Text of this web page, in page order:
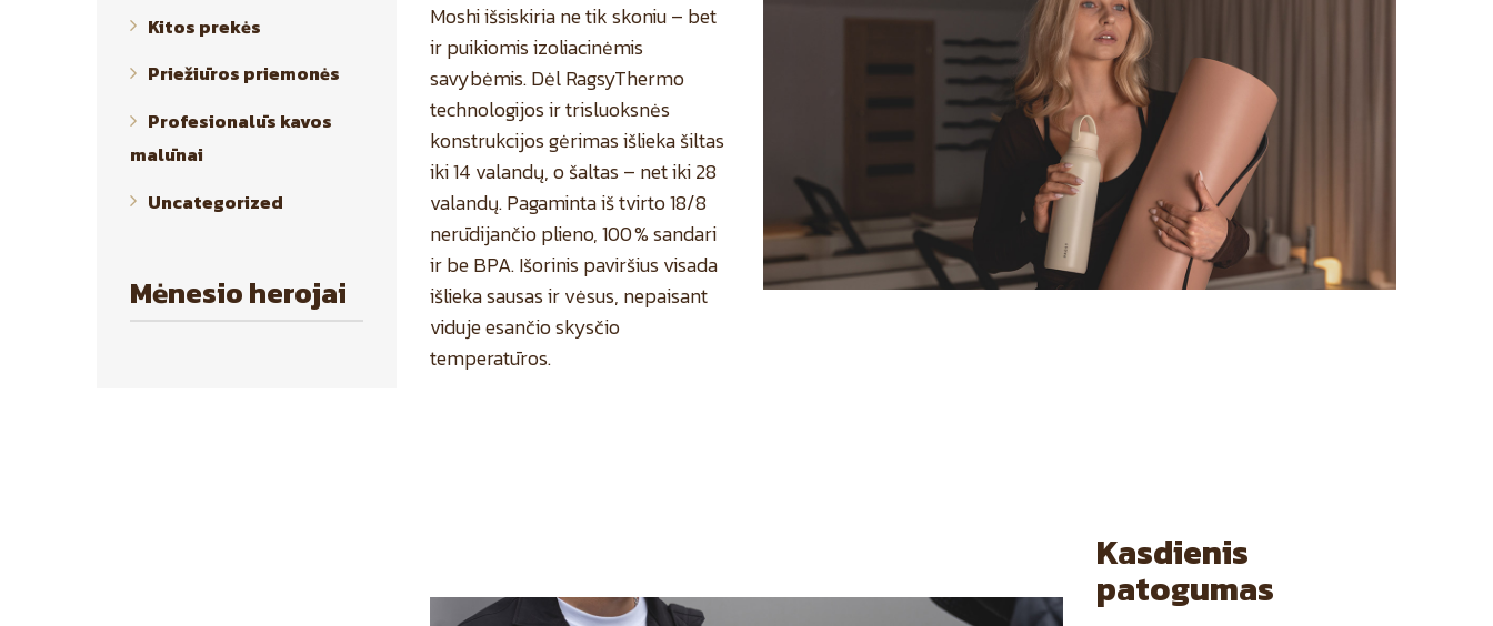
Moshi išsiskiria ne tik skoniu – bet
ir puikiomis izoliacinėmis
savybėmis. Dėl RagsyThermo
technologijos ir trisluoksnės
konstrukcijos gėrimas išlieka šiltas
iki 14 valandų, o šaltas – net iki 28
valandų. Pagaminta iš tvirto 18/8
nerūdijančio plieno, 100 % sandari
ir be BPA. Išorinis paviršius visada
išlieka sausas ir vėsus, nepaisant
viduje esančio skysčio
temperatūros.
Kasdienis
patogumas
Kitos prekės
Priežiūros priemonės
Profesionalūs kavos
malūnai
Uncategorized
Mėnesio herojai